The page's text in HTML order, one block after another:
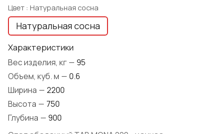
Цвет : Натуральная сосна
Натуральная сосна
Характеристики
Вес изделия, кг — 95
Объем, куб. м — 0.6
Ширина — 2200
Высота — 750
Глубина — 900